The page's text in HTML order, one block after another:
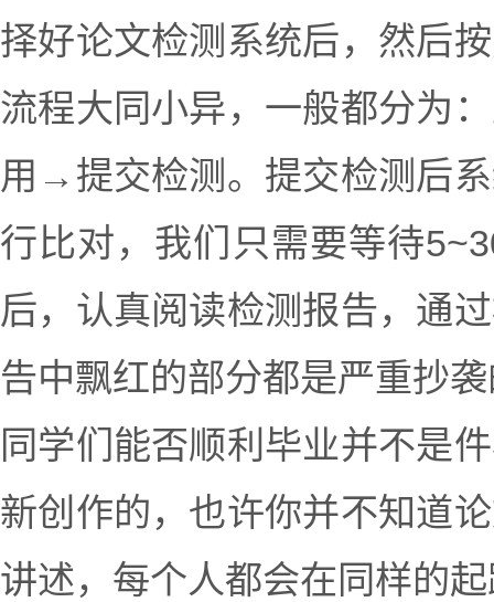
择好论文检测系统后，然后
流程大同小异，一般都分为
用→提交检测。提交检测后
行比对，我们只需要等待
后，认真阅读检测报告，通
告中飘红的部分都是严重抄
同学们能否顺利毕业并不是
新创作的，也许你并不知道
讲述，每个人都会在同样的